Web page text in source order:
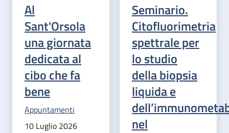
Al
Sant'Orsola
una giornata
dedicata al
cibo che fa
bene
Categoria correlata:
Appuntamenti
10 Luglio 2026
Seminario.
Citofluorimetria
spettrale per
lo studio
della biopsia
liquida e
nel